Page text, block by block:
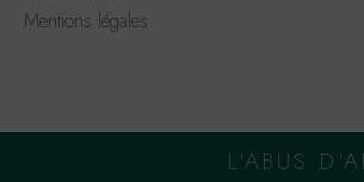
Mentions légales
L'ABUS